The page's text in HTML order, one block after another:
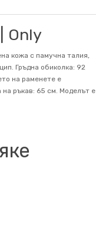
Only
кожа с памучна талия,
Гръдна обиколка: 92
на раменете е
ръкав: 65 см. Mоделът е